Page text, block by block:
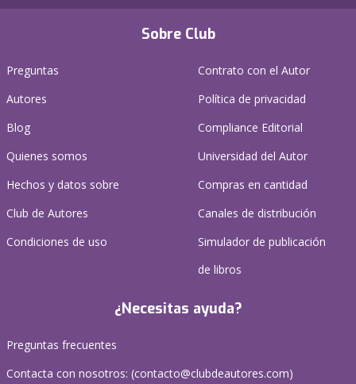
Sobre Club
Preguntas
Autores
Blog
Quienes somos
Hechos y datos sobre
Club de Autores
Condiciones de uso
Contrato con el Autor
Política de privacidad
Compliance Editorial
Universidad del Autor
Compras en cantidad
Canales de distribución
Simulador de publicación
de libros
¿Necesitas ayuda?
Preguntas frecuentes
Contacta con nosotros: (contacto@clubdeautores.com)